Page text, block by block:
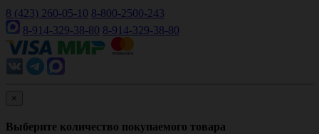
8 (423) 260-05-10 8-800-2500-243
8-914-329-38-80 8-914-329-38-80
×
Выберите количество покупаемого товара